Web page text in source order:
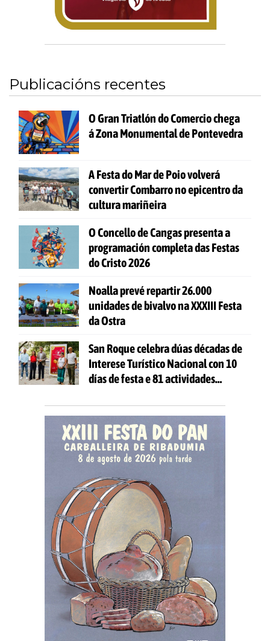
Publicacións recentes
O Gran Triatlón do Comercio chega
á Zona Monumental de Pontevedra
A Festa do Mar de Poio volverá
convertir Combarro no epicentro da
cultura mariñeira
O Concello de Cangas presenta a
programación completa das Festas
do Cristo 2026
Noalla prevé repartir 26.000
unidades de bivalvo na XXXIII Festa
da Ostra
San Roque celebra dúas décadas de
Interese Turístico Nacional con 10
días de festa e 81 actividades